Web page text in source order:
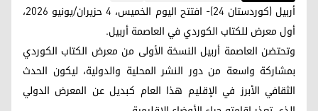
أربيل (كوردستان 24)- افتتح اليوم الخميس، 4 حزيران/يونيو 2026،
أول معرض للكتاب الكوردي في العاصمة أربيل.
وتحتضن العاصمة أربيل النسخة الأولى من معرض الكتاب الكوردي
بمشاركة واسعة من دور النشر المحلية والدولية، ليكون الحدث
الثقافي الأبرز في الإقليم هذا العام كبديل عن المعرض الدولي